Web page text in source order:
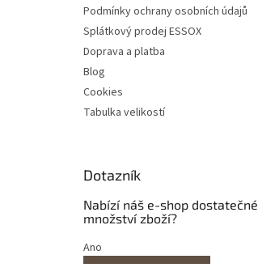
Podmínky ochrany osobních údajů
Splátkový prodej ESSOX
Doprava a platba
Blog
Cookies
Tabulka velikostí
Dotazník
Nabízí náš e-shop dostatečné
množství zboží?
Ano